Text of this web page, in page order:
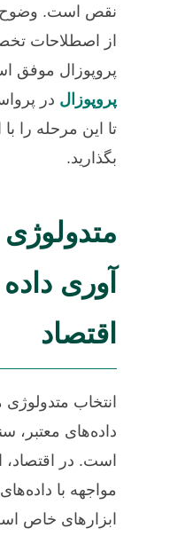
نقص است. وضوح،
از اصطلاحات
پروپوزال موفق
پروپوزال در
تا این مرحله را
بگذارید.
آوری داده
اقتصاد
انتخاب متدولوژی
داده‌های معتبر،
است. در اقتصاد،
مواجهه با داده‌های
ابزارهای خاص